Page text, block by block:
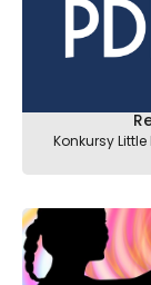
Konkursy